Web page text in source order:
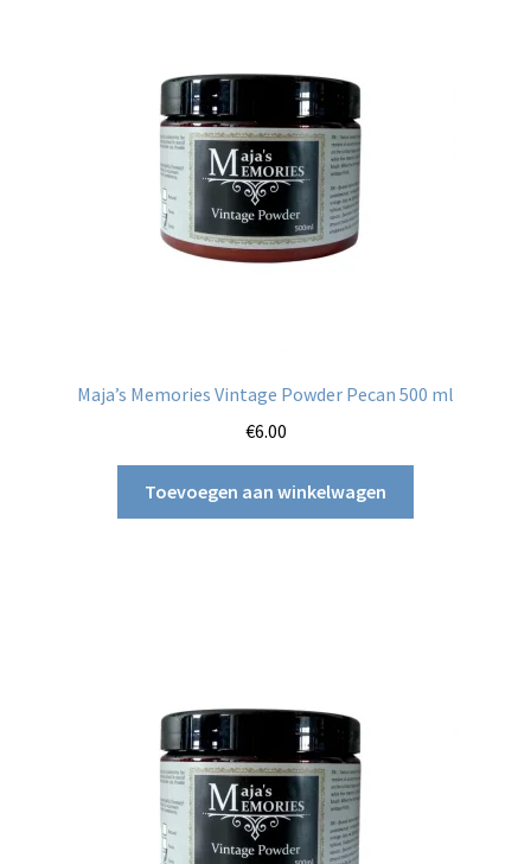
Maja’s Memories Vintage Powder Pecan 500 ml
€6.00
Toevoegen aan winkelwagen